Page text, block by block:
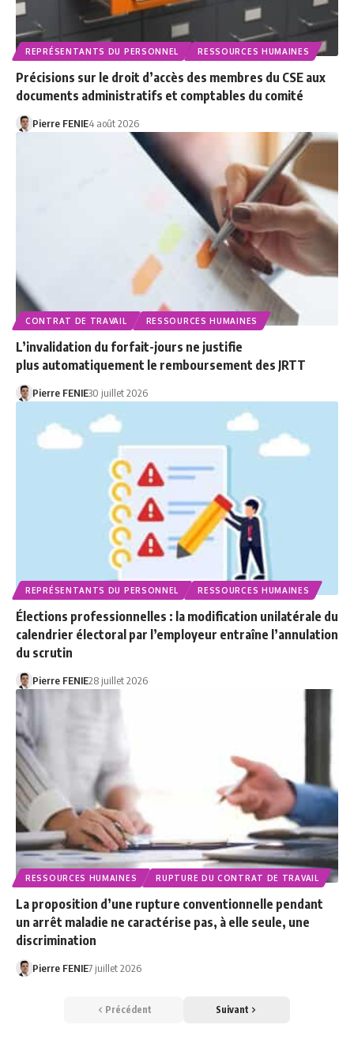
REPRÉSENTANTS DU PERSONNEL RESSOURCES HUMAINES
Précisions sur le droit d’accès des membres du CSE aux
documents administratifs et comptables du comité
Pierre FENIE4 août 2026
CONTRAT DE TRAVAIL RESSOURCES HUMAINES
L’invalidation du forfait-jours ne justifie
plus automatiquement le remboursement des JRTT
Pierre FENIE30 juillet 2026
REPRÉSENTANTS DU PERSONNEL RESSOURCES HUMAINES
Élections professionnelles : la modification unilatérale du
calendrier électoral par l’employeur entraîne l’annulation
du scrutin
Pierre FENIE28 juillet 2026
RESSOURCES HUMAINES RUPTURE DU CONTRAT DE TRAVAIL
La proposition d’une rupture conventionnelle pendant
un arrêt maladie ne caractérise pas, à elle seule, une
discrimination
Pierre FENIE7 juillet 2026
Précédent Suivant